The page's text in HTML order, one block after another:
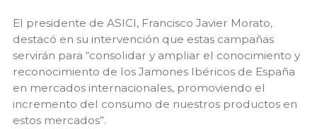
El presidente de ASICI, Francisco Javier Morato,
destacó en su intervención que estas campañas
servirán para “consolidar y ampliar el conocimiento y
reconocimiento de los Jamones Ibéricos de España
en mercados internacionales, promoviendo el
incremento del consumo de nuestros productos en
estos mercados”.